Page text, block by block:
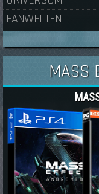
FANWELTEN
MASS